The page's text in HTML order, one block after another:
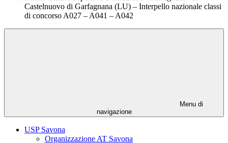
Castelnuovo di Garfagnana (LU) – Interpello nazionale classi
di concorso A027 – A041 – A042
Menu di
navigazione
USP Savona
Organizzazione AT Savona